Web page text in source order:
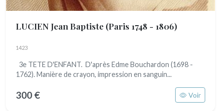
LUCIEN Jean Baptiste (Paris 1748 - 1806)
1423
3e TETE D'ENFANT. D'après Edme Bouchardon (1698 -
1762). Manière de crayon, impression en sanguin...
300 € Voir